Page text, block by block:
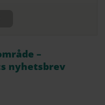
–
nyhetsbrev